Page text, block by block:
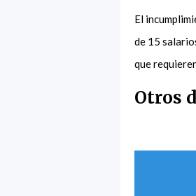
El
de 15
que
Otros